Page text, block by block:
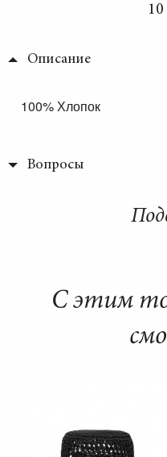
Описание
100% Хлопок
Вопросы
С этим